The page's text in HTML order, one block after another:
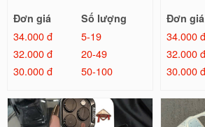
Đơn giá
Số lượng
34.000 đ
5-19
32.000 đ
20-49
30.000 đ
50-100
Đơn giá
34.000 đ
32.000 đ
30.000 đ